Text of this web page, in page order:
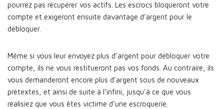
pourrez pas récupérer vos actifs. Les escrocs bloqueront votre
compte et exigeront ensuite davantage d’argent pour le
débloquer.
Même si vous leur envoyez plus d’argent pour débloquer votre
compte, ils ne vous restitueront pas vos fonds. Au contraire, ils
vous demanderont encore plus d’argent sous de nouveaux
prétextes, et ainsi de suite à l’infini, jusqu’à ce que vous
réalisiez que vous êtes victime d’une escroquerie.